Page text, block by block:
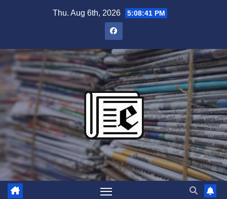
Thu. Aug 6th, 2026 5:08:42 PM